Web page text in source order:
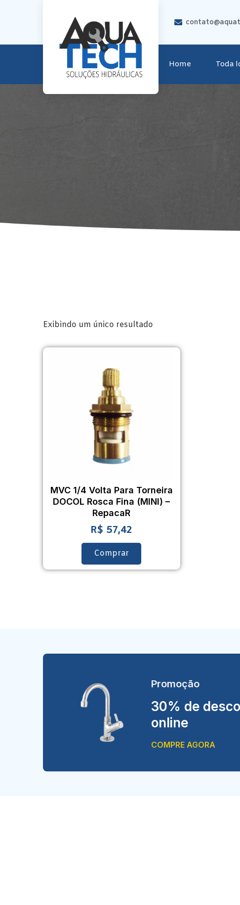
Home Toda
Exibindo um único resultado
MVC 1/4 Volta Para Torneira
DOCOL Rosca Fina (MINI) –
RepacaR
R$ 57,42
Comprar
Promoção
30% de
online
COMPRE AGORA